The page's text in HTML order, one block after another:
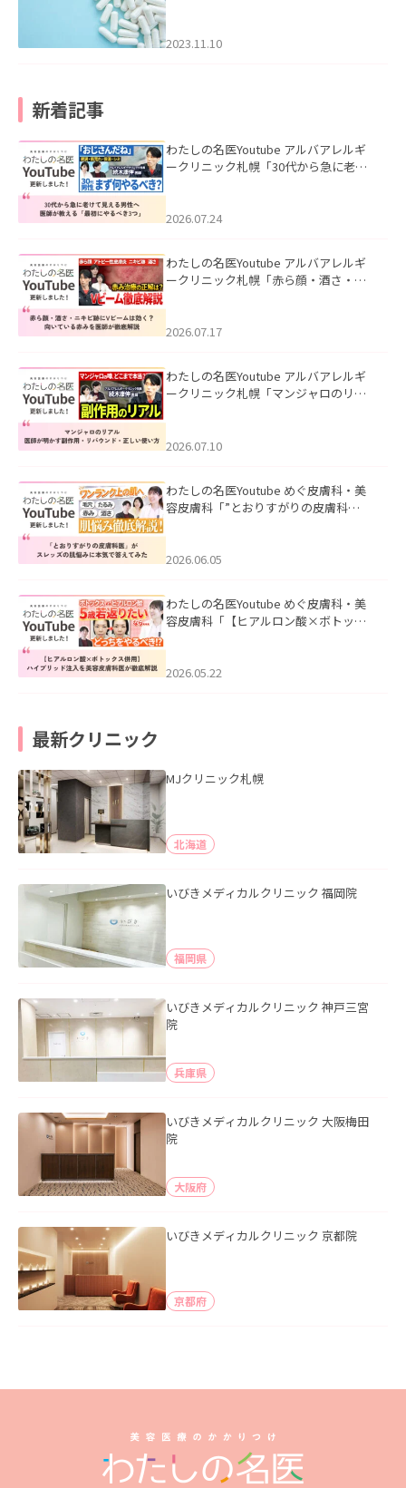
2023.11.10
新着記事
わたしの名医Youtube アルバアレルギ
ークリニック札幌「30代から急に老け
た。
2026.07.24
わたしの名医Youtube アルバアレルギ
ークリニック札幌「赤ら顔・酒さ・ニ
した。
2026.07.17
わたしの名医Youtube アルバアレルギ
ークリニック札幌「マンジャロのリア
た。
2026.07.10
わたしの名医Youtube めぐ皮膚科・美
容皮膚科「”とおりすがりの皮膚科
2026.06.05
わたしの名医Youtube めぐ皮膚科・美
容皮膚科「【ヒアルロン酸×ボトック
た。
2026.05.22
最新クリニック
MJクリニック札幌
北海道
いびきメディカルクリニック 福岡院
福岡県
いびきメディカルクリニック 神戸三宮
院
兵庫県
いびきメディカルクリニック 大阪梅田
院
大阪府
いびきメディカルクリニック 京都院
京都府